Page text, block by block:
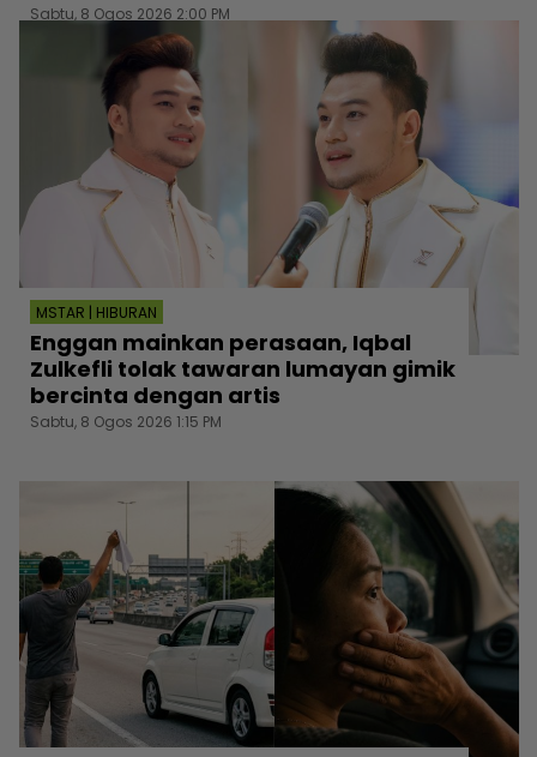
Sabtu, 8 Ogos 2026 2:00 PM
MSTAR | HIBURAN
Enggan mainkan perasaan, Iqbal
Zulkefli tolak tawaran lumayan gimik
bercinta dengan artis
Sabtu, 8 Ogos 2026 1:15 PM